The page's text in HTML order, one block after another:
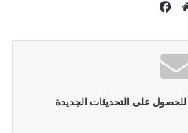
موقع
للحصول على التحديثات الجديدة